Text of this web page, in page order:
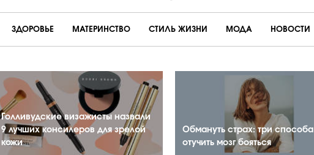
ЗДОРОВЬЕ МАТЕРИНСТВО CТИЛЬ ЖИЗНИ МОДА НОВОСТИ
Голливудские визажисты назвали
9 лучших консилеров для зрелой
кожи
Обмануть страх: три способа
отучить мозг бояться